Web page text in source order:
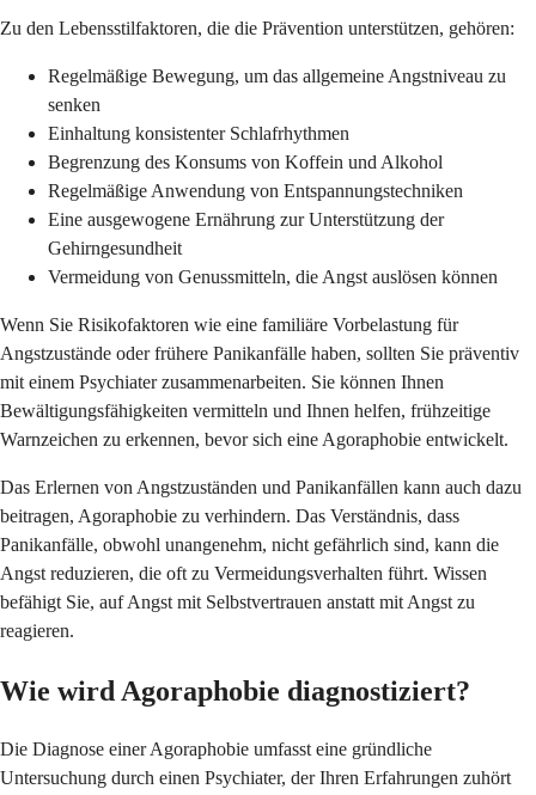
Zu den Lebensstilfaktoren, die die Prävention unterstützen, gehören:
Regelmäßige Bewegung, um das allgemeine Angstniveau zu
senken
Einhaltung konsistenter Schlafrhythmen
Begrenzung des Konsums von Koffein und Alkohol
Regelmäßige Anwendung von Entspannungstechniken
Eine ausgewogene Ernährung zur Unterstützung der
Gehirngesundheit
Vermeidung von Genussmitteln, die Angst auslösen können
Wenn Sie Risikofaktoren wie eine familiäre Vorbelastung für
Angstzustände oder frühere Panikanfälle haben, sollten Sie präventiv
mit einem Psychiater zusammenarbeiten. Sie können Ihnen
Bewältigungsfähigkeiten vermitteln und Ihnen helfen, frühzeitige
Warnzeichen zu erkennen, bevor sich eine Agoraphobie entwickelt.
Das Erlernen von Angstzuständen und Panikanfällen kann auch dazu
beitragen, Agoraphobie zu verhindern. Das Verständnis, dass
Panikanfälle, obwohl unangenehm, nicht gefährlich sind, kann die
Angst reduzieren, die oft zu Vermeidungsverhalten führt. Wissen
befähigt Sie, auf Angst mit Selbstvertrauen anstatt mit Angst zu
reagieren.
Wie wird Agoraphobie diagnostiziert?
Die Diagnose einer Agoraphobie umfasst eine gründliche
Untersuchung durch einen Psychiater, der Ihren Erfahrungen zuhört